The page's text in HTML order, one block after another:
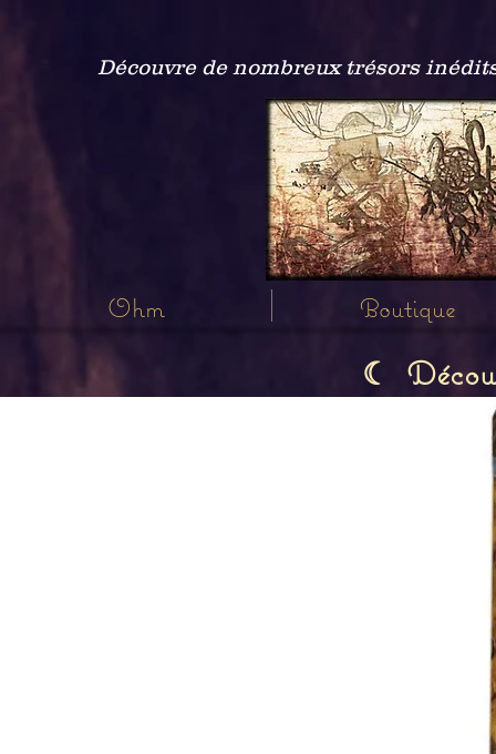
Découvre de nombreux trésors
Ohm Boutique
☾